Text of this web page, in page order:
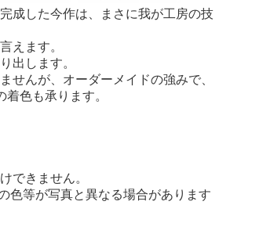
成した今作は、まさに我が工房の技
えます。
出します。
せんが、オーダーメイドの強みで、
色も承ります。
できません。
色等が写真と異なる場合があります